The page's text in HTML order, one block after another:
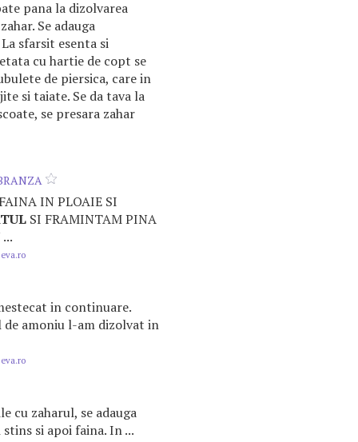
pana la dizolvarea
Se adauga
sfarsit esenta si
cu hartie de copt se
de piersica, care in
si taiate. Se da tava la
se presara zahar
IN PLOAIE SI
SI FRAMINTAM PINA
in continuare.
de amoniu l-am dizolvat in
cu zaharul, se adauga
stins si apoi faina. In ...